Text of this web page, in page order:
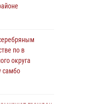
по в
округа
самбо
граждан